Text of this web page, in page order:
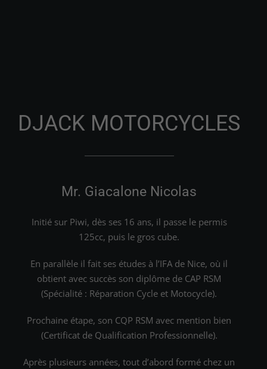
DJACK MOTORCYCLES
Mr. Giacalone Nicolas
Initié sur Piwi, dès ses 16 ans, il passe le permis
125cc, puis le gros cube.
En parallèle il fait ses études à l’IFA de Nice, où il
obtient avec succès son diplôme de CAP RSM
(Spécialité : Réparation Cycle et Motocycle).
Prochaine étape, son CQP RSM avec mention bien
(Certificat de Qualification Professionnelle).
Après plusieurs années, tout d’abord formé chez un